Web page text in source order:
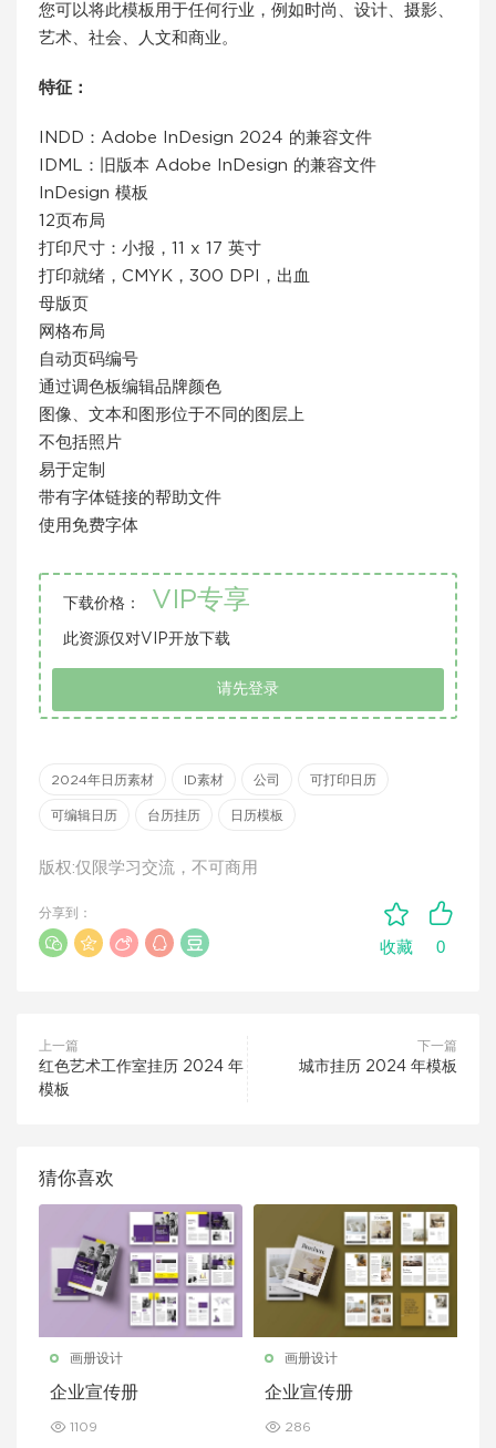
您可以将此模板用于任何行业，例如时尚、设计、摄影、
艺术、社会、人文和商业。
特征：
INDD：Adobe InDesign 2024 的兼容文件
IDML：旧版本 Adob​​e InDesign 的兼容文件
InDesign 模板
12页布局
打印尺寸：小报，11 x 17 英寸
打印就绪，CMYK，300 DPI，出血
母版页
网格布局
自动页码编号
通过调色板编辑品牌颜色
图像、文本和图形位于不同的图层上
不包括照片
易于定制
带有字体链接的帮助文件
使用免费字体
下载价格： VIP专享
此资源仅对VIP开放下载
请先登录
2024年日历素材 ID素材 公司 可打印日历
可编辑日历 台历挂历 日历模板
版权:仅限学习交流，不可商用
收藏 0
分享到：
上一篇
红色艺术工作室挂历 2024 年
模板
下一篇
城市挂历 2024 年模板
猜你喜欢
画册设计
企业宣传册
1109
画册设计
企业宣传册
286